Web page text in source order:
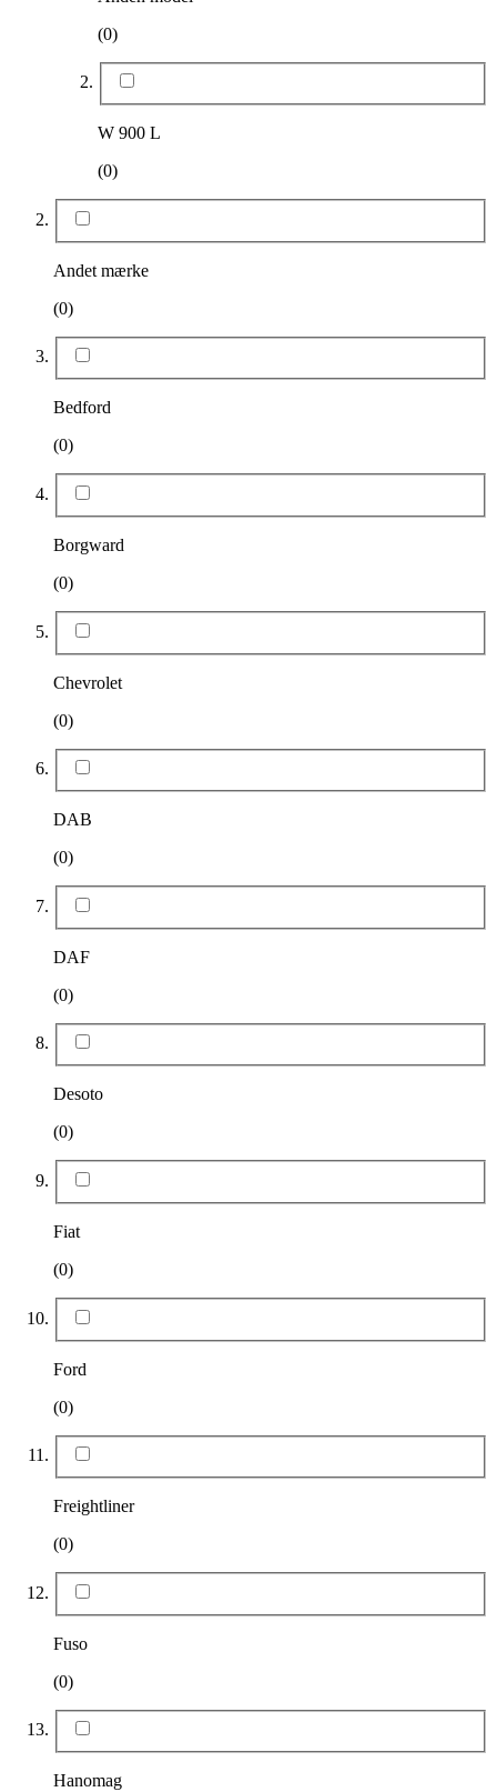
(0)
W 900 L
(0)
Andet mærke
(0)
Bedford
(0)
Borgward
(0)
Chevrolet
(0)
DAB
(0)
DAF
(0)
Desoto
(0)
Fiat
(0)
Ford
(0)
Freightliner
(0)
Fuso
(0)
Hanomag